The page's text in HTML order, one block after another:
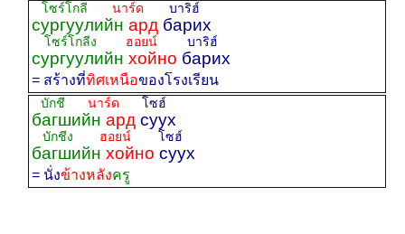
сургуулийн ардбарих
โซร์โกลี นาร์ด บาริฮ์
сургуулийн хойно барих
โซร์โกลีง ฮอยน์บาริฮ์
= สร้างที่ทิศเหนือของโรงเรียน
багшийн ардсуух
บักชี นาร์ด โซฮ์
багшийн хойно суух
บักชีง ฮอยน์ โซฮ์
= นั่งข้างหลังครู